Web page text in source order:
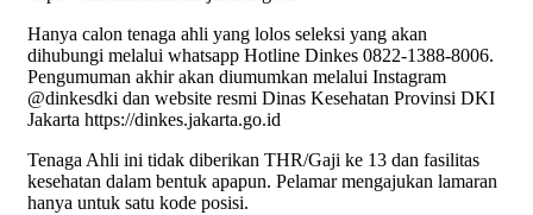
Hanya calon tenaga ahli yang lolos seleksi yang akan
dihubungi melalui whatsapp Hotline Dinkes 0822-1388-8006.
Pengumuman akhir akan diumumkan melalui Instagram
@dinkesdki dan website resmi Dinas Kesehatan Provinsi DKI
Jakarta https://dinkes.jakarta.go.id
Tenaga Ahli ini tidak diberikan THR/Gaji ke 13 dan fasilitas
kesehatan dalam bentuk apapun. Pelamar mengajukan lamaran
hanya untuk satu kode posisi.